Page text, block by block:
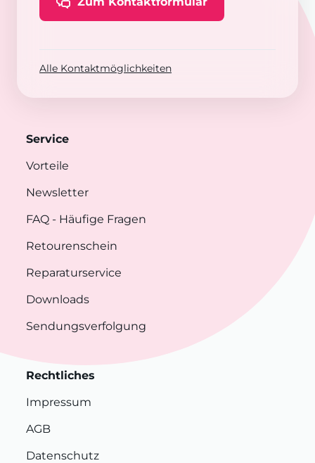
Alle Kontaktmöglichkeiten
Service
Vorteile
Newsletter
FAQ - Häufige Fragen
Retourenschein
Reparaturservice
Downloads
Sendungsverfolgung
Rechtliches
Impressum
AGB
Datenschutz